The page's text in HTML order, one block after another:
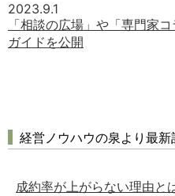
2023.9.1
「相談の広場」や「専門家
ガイドを公開
経営ノウハウの泉より最新
成約率が上がらない理由